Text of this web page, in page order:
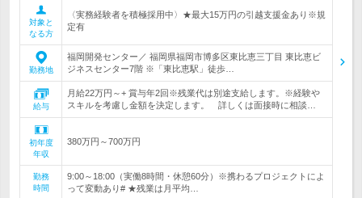
対象と
なる方
〈実務経験者を積極採用中〉★最大15万円の引越支援金あり※規
定有
勤務地
福岡開発センター／ 福岡県福岡市博多区東比恵三丁目 東比恵ビ
ジネスセンター7階 ※「東比恵駅」徒歩…
給与
月給22万円～+ 賞与年2回※残業代は別途支給します。※経験や
スキルを考慮し金額を決定します。 詳しくは面接時に相談…
初年度
年収
380万円～700万円
勤務
時間
9:00～18:00（実働8時間・休憩60分）※携わるプロジェクトによ
って変動あり# ★残業は月平均…